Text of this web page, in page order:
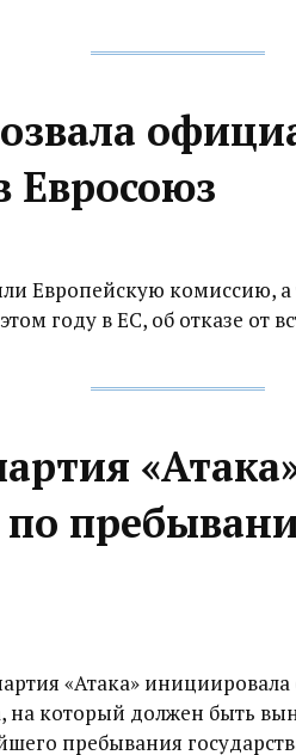
Евросоюз
Европейскую комиссию,
году в ЕС, об отказе от
«Атака»
который должен быть
пребывания